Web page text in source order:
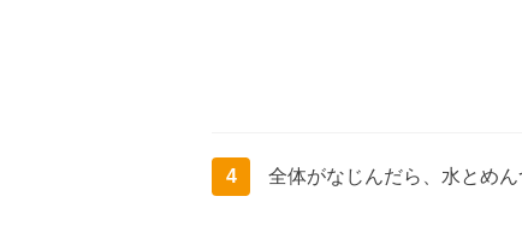
4 全体がなじんだら、水とめ